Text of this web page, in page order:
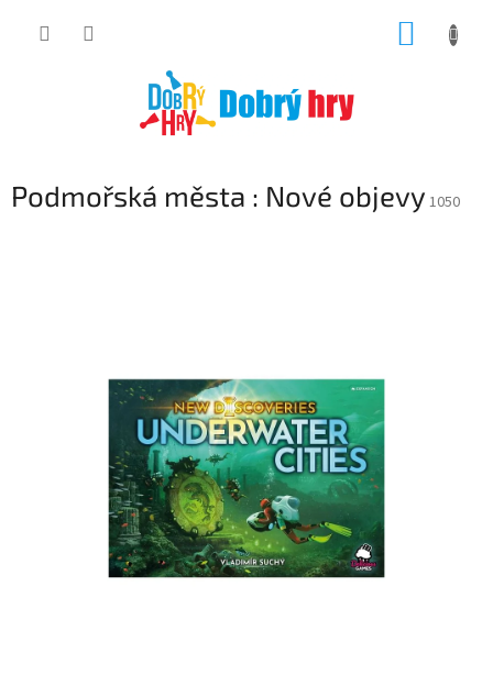
Podmořská města : Nové objevy 1050